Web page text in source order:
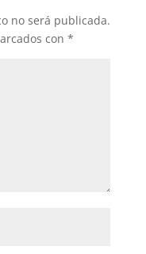
no será publicada.
con *